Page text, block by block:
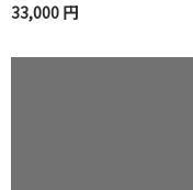
33,000 円